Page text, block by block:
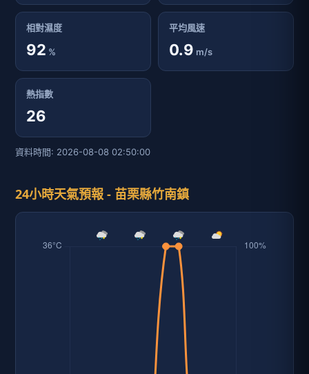
相對濕度
92 %
平均風速
0.9 m/s
熱指數
26
資料時間: 2026-08-08 02:50:00
24小時天氣預報 - 苗栗縣竹南鎮